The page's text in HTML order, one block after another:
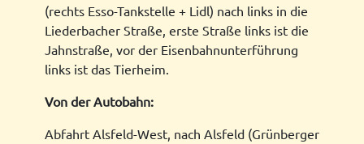
(rechts Esso-Tankstelle + Lidl) nach links in die
Liederbacher Straße, erste Straße links ist die
Jahnstraße, vor der Eisenbahnunterführung
links ist das Tierheim.
Von der Autobahn:
Abfahrt Alsfeld-West, nach Alsfeld (Grünberger